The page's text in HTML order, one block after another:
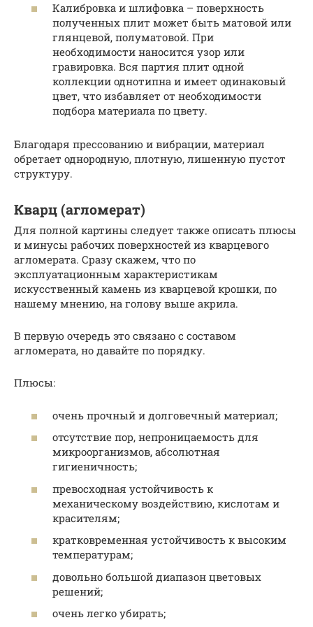
Калибровка и шлифовка – поверхность
полученных плит может быть матовой или
глянцевой, полуматовой. При
необходимости наносится узор или
гравировка. Вся партия плит одной
коллекции однотипна и имеет одинаковый
цвет, что избавляет от необходимости
подбора материала по цвету.
Благодаря прессованию и вибрации, материал
обретает однородную, плотную, лишенную пустот
структуру.
Кварц (агломерат)
Для полной картины следует также описать плюсы
и минусы рабочих поверхностей из кварцевого
агломерата. Сразу скажем, что по
эксплуатационным характеристикам
искусственный камень из кварцевой крошки, по
нашему мнению, на голову выше акрила.
В первую очередь это связано с составом
агломерата, но давайте по порядку.
Плюсы:
очень прочный и долговечный материал;
отсутствие пор, непроницаемость для
микроорганизмов, абсолютная
гигиеничность;
превосходная устойчивость к
механическому воздействию, кислотам и
красителям;
кратковременная устойчивость к высоким
температурам;
довольно большой диапазон цветовых
решений;
очень легко убирать;